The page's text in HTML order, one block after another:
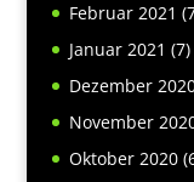
Februar 2021
Januar 2021 (7)
Dezember
November
Oktober 2020